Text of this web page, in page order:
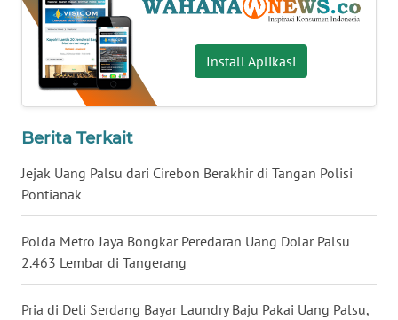
Install Aplikasi
Berita Terkait
Jejak Uang Palsu dari Cirebon Berakhir di Tangan Polisi
Pontianak
Polda Metro Jaya Bongkar Peredaran Uang Dolar Palsu
2.463 Lembar di Tangerang
Pria di Deli Serdang Bayar Laundry Baju Pakai Uang Palsu,
WN
BABEL
WN
SUMBAR
SUMSEL
BENGKULU
WN
LAMPUNG